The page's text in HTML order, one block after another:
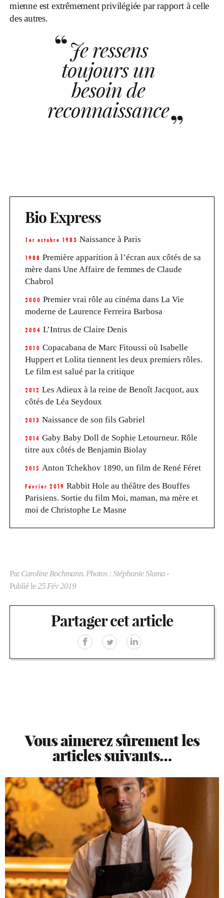
mienne est extrêmement privilégiée par rapport à celle
des autres.
Je ressens
toujours un
besoin de
reconnaissance
Bio Express
1er octobre 1983 Naissance à Paris
1988 Première apparition à l’écran aux côtés de sa
mère dans Une Affaire de femmes de Claude
Chabrol
2000 Premier vrai rôle au cinéma dans La Vie
moderne de Laurence Ferreira Barbosa
2004 L’Intrus de Claire Denis
2010 Copacabana de Marc Fitoussi où Isabelle
Huppert et Lolita tiennent les deux premiers rôles.
Le film est salué par la critique
2012 Les Adieux à la reine de Benoît Jacquot, aux
côtés de Léa Seydoux
2013 Naissance de son fils Gabriel
2014 Gaby Baby Doll de Sophie Letourneur. Rôle
titre aux côtés de Benjamin Biolay
2015 Anton Tchekhov 1890, un film de René Féret
Février 2019 Rabbit Hole au théâtre des Bouffes
Parisiens. Sortie du film Moi, maman, ma mère et
moi de Christophe Le Masne
ParCaroline Rochmann. Photos : Stéphanie Slama-
Publié le25 Fév 2019
Partager cet article
Vous aimerez sûrement les
articles suivants…